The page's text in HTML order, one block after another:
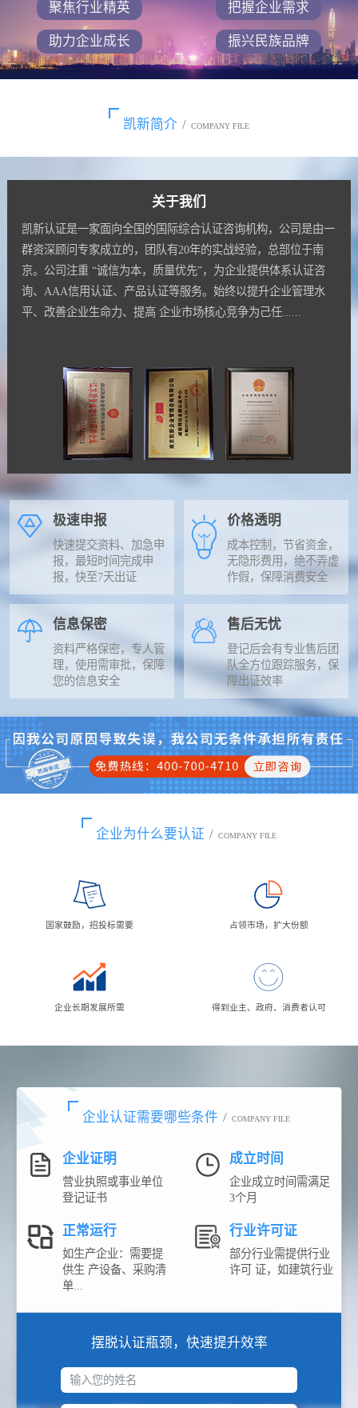
聚焦行业精英 把握企业需求
助力企业成长 振兴民族品牌
凯新简介 / COMPANY FILE
关于我们
凯新认证是一家面向全国的国际综合认证咨询机构，公司是由一
群资深顾问专家成立的，团队有20年的实战经验，总部位于南
京。公司注重 “诚信为本，质量优先”，为企业提供体系认证咨
询、AAA信用认证、产品认证等服务。始终以提升企业管理水
平、改善企业生命力、提高 企业市场核心竞争为己任......
极速申报
快速提交资料、加急申
报，最短时间完成申
报，快至7天出证
价格透明
成本控制，节省资金，
无隐形费用，绝不弄虚
作假，保障消费安全
信息保密
资料严格保密，专人管
理，使用需审批，保障
您的信息安全
售后无忧
登记后会有专业售后团
队全方位跟踪服务，保
障出证效率
企业为什么要认证 / COMPANY FILE
国家鼓励，招投标需要 占领市场，扩大份额
企业长期发展所需 得到业主、政府、消费者认可
企业认证需要哪些条件 / COMPANY FILE
企业证明
营业执照或事业单位
登记证书
成立时间
企业成立时间需满足
3个月
正常运行
如生产企业：需要提
供生 产设备、采购清
单...
行业许可证
部分行业需提供行业
许可 证，如建筑行业
摆脱认证瓶颈，快速提升效率
输入您的姓名